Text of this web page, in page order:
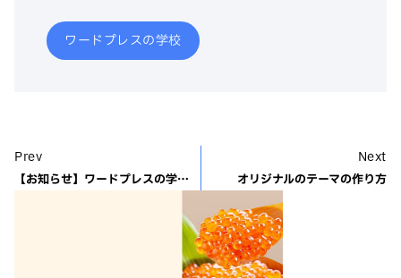
ワードプレスの学校
Prev
【お知らせ】ワードプレスの学校でワードプレスを学びませんか
Next
オリジナルのテーマの作り方